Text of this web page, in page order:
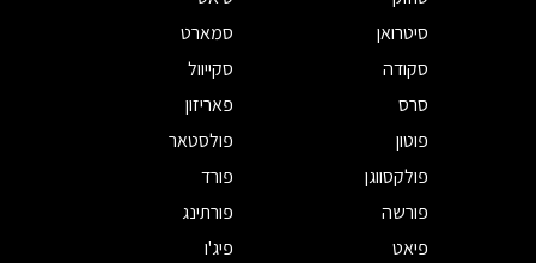
סיטרואן
סמארט
סקודה
סקייוול
סרס
פאריזון
פוטון
פולסטאר
פולקסווגן
פורד
פורשה
פורתינג
פיאט
פיג'ו